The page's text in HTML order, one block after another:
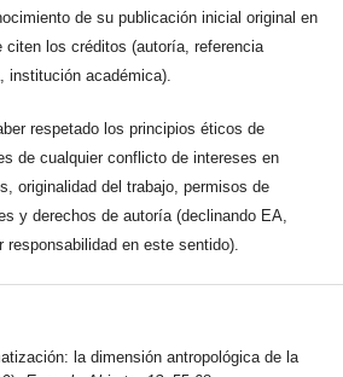
de su publicación inicial original en
citen los créditos (autoría, referencia
institución académica).
respetado los principios éticos de
de cualquier conflicto de intereses en
originalidad del trabajo, permisos de
y derechos de autoría (declinando EA,
responsabilidad en este sentido).
la dimensión antropológica de la